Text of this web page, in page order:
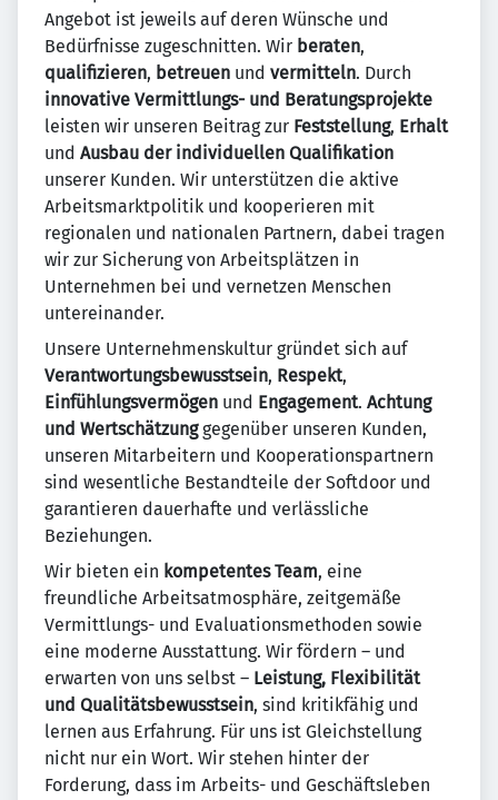
Angebot ist jeweils auf deren Wünsche und
Bedürfnisse zugeschnitten. Wir beraten,
qualifizieren, betreuen und vermitteln. Durch
innovative Vermittlungs- und Beratungsprojekte
leisten wir unseren Beitrag zur Feststellung, Erhalt
und Ausbau der individuellen Qualifikation
unserer Kunden. Wir unterstützen die aktive
Arbeitsmarktpolitik und kooperieren mit
regionalen und nationalen Partnern, dabei tragen
wir zur Sicherung von Arbeitsplätzen in
Unternehmen bei und vernetzen Menschen
untereinander.
Unsere Unternehmenskultur gründet sich auf
Verantwortungsbewusstsein, Respekt,
Einfühlungsvermögen und Engagement. Achtung
und Wertschätzunggegenüber unseren Kunden,
unseren Mitarbeitern und Kooperationspartnern
sind wesentliche Bestandteile der Softdoor und
garantieren dauerhafte und verlässliche
Beziehungen.
Wir bieten ein kompetentes Team, eine
freundliche Arbeitsatmosphäre, zeitgemäße
Vermittlungs- und Evaluationsmethoden sowie
eine moderne Ausstattung. Wir fördern – und
erwarten von uns selbst – Leistung, Flexibilität
und Qualitätsbewusstsein, sind kritikfähig und
lernen aus Erfahrung. Für uns ist Gleichstellung
nicht nur ein Wort. Wir stehen hinter der
Forderung, dass im Arbeits- und Geschäftsleben